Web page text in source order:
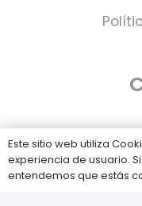
Este sitio web utiliza
experiencia de usuario.
entendemos que estás